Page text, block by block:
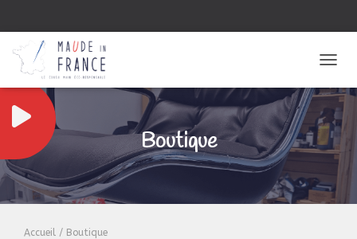
Boutique
Accueil / Boutique